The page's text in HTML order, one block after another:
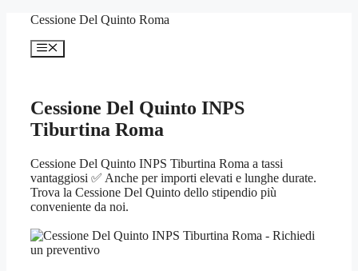
contenuto
Cessione Del Quinto Roma
Menu
Cessione Del Quinto INPS
Tiburtina Roma
Cessione Del Quinto INPS Tiburtina Roma a tassi
vantaggiosi ✅ Anche per importi elevati e lunghe durate.
Trova la Cessione Del Quinto dello stipendio più
conveniente da noi.